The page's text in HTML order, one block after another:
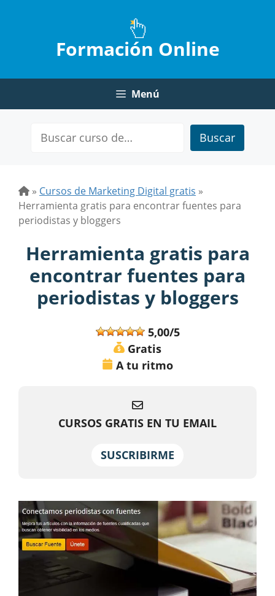
Formación Online
Menú
Buscar
» Cursos de Marketing Digital gratis »
Herramienta gratis para encontrar fuentes para
periodistas y bloggers
Herramienta gratis para
encontrar fuentes para
periodistas y bloggers
5,00/5
Gratis
A tu ritmo
CURSOS GRATIS EN TU EMAIL
SUSCRIBIRME